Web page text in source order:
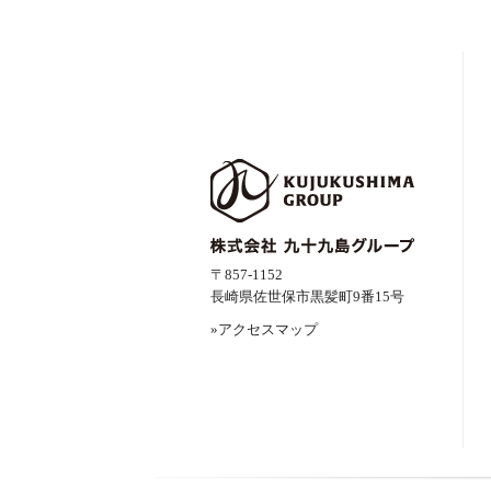
〒857-1152
長崎県佐世保市黒髪町9番15号
»アクセスマップ